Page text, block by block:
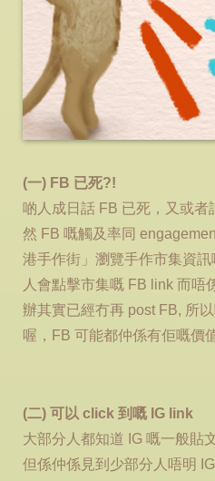
(一) FB 已死?!
啲人成日話 FB 已死，又或
然 FB 嘅觸及率同
港手作街」瀏覽手作市集資
人會點擊市集嘅 FB link 而唔
辦其實已經冇再 post FB, 所
喔，FB 可能都仲係有佢嘅價
(二) 可以 click 到嘅 IG link
大部分人都知道 IG 嘅一般貼
但係仲係見到少部分人唔明 IG